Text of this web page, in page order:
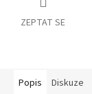
ZEPTAT SE
Popis Diskuze